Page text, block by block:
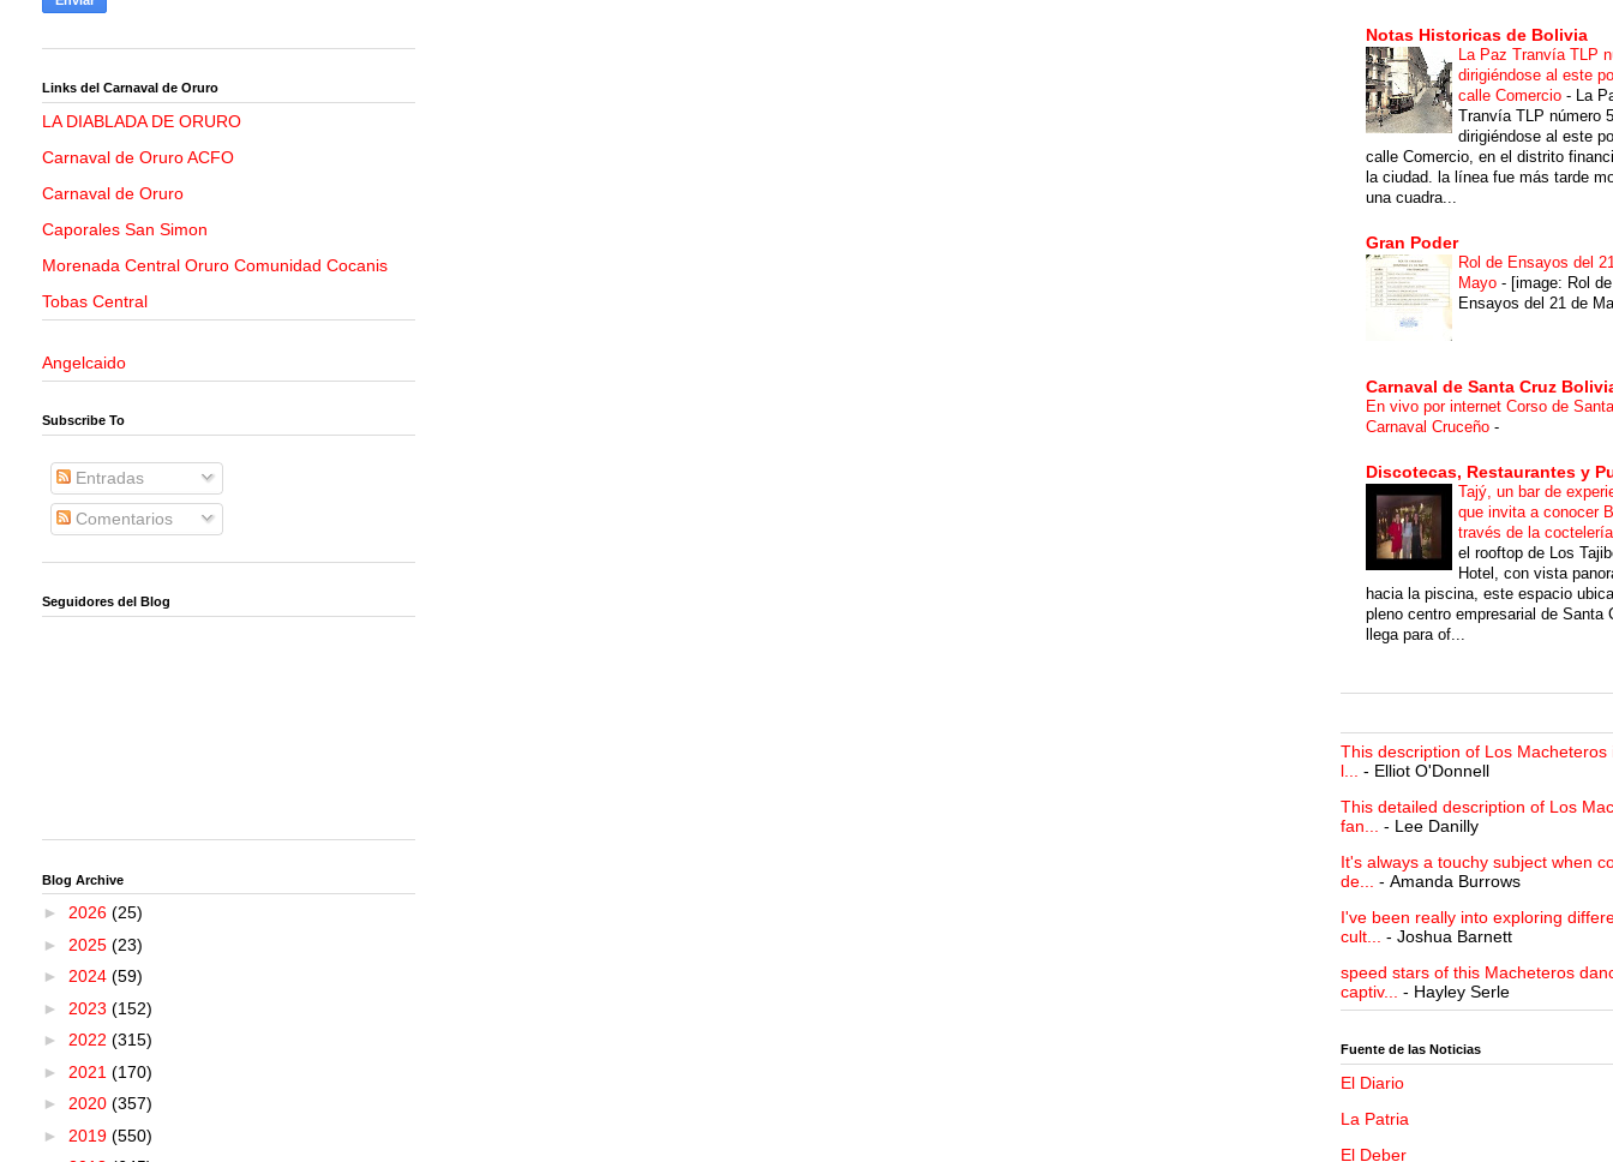
Links del Carnaval de Oruro
LA DIABLADA DE ORURO
Carnaval de Oruro ACFO
Carnaval de Oruro
Caporales San Simon
Morenada Central Oruro Comunidad Cocanis
Tobas Central
Angelcaido
Subscribe To
Entradas
Comentarios
Seguidores del Blog
Blog Archive
► 2026 (25)
► 2025 (23)
► 2024 (59)
► 2023 (152)
► 2022 (315)
► 2021 (170)
► 2020 (357)
► 2019 (550)
Notas Historicas de Bolivia
La Paz Tranvía TLP
dirigiéndose al este
calle Comercio - La
Tranvía TLP número 5
dirigiéndose al este
calle Comercio, en el distrito
la ciudad. la línea fue más tarde
una cuadra...
Gran Poder
Rol de Ensayos del
Mayo - [image: Rol de
Ensayos del 21 de
Carnaval de Santa Cruz
En vivo por internet Corso de
Carnaval Cruceño -
Discotecas, Restaurantes y
Tajý, un bar de
que invita a conocer
través de la
el rooftop de Los
Hotel, con vista
hacia la piscina, este espacio
pleno centro empresarial de Santa
llega para of...
This description of Los Macheteros
l...
- Elliot O'Donnell
This detailed description of Los
fan...
- Lee Danilly
It's always a touchy subject when
de...
- Amanda Burrows
I've been really into exploring
cult...
- Joshua Barnett
speed stars of this Macheteros
captiv...
- Hayley Serle
Fuente de las Noticias
El Diario
La Patria
El Deber